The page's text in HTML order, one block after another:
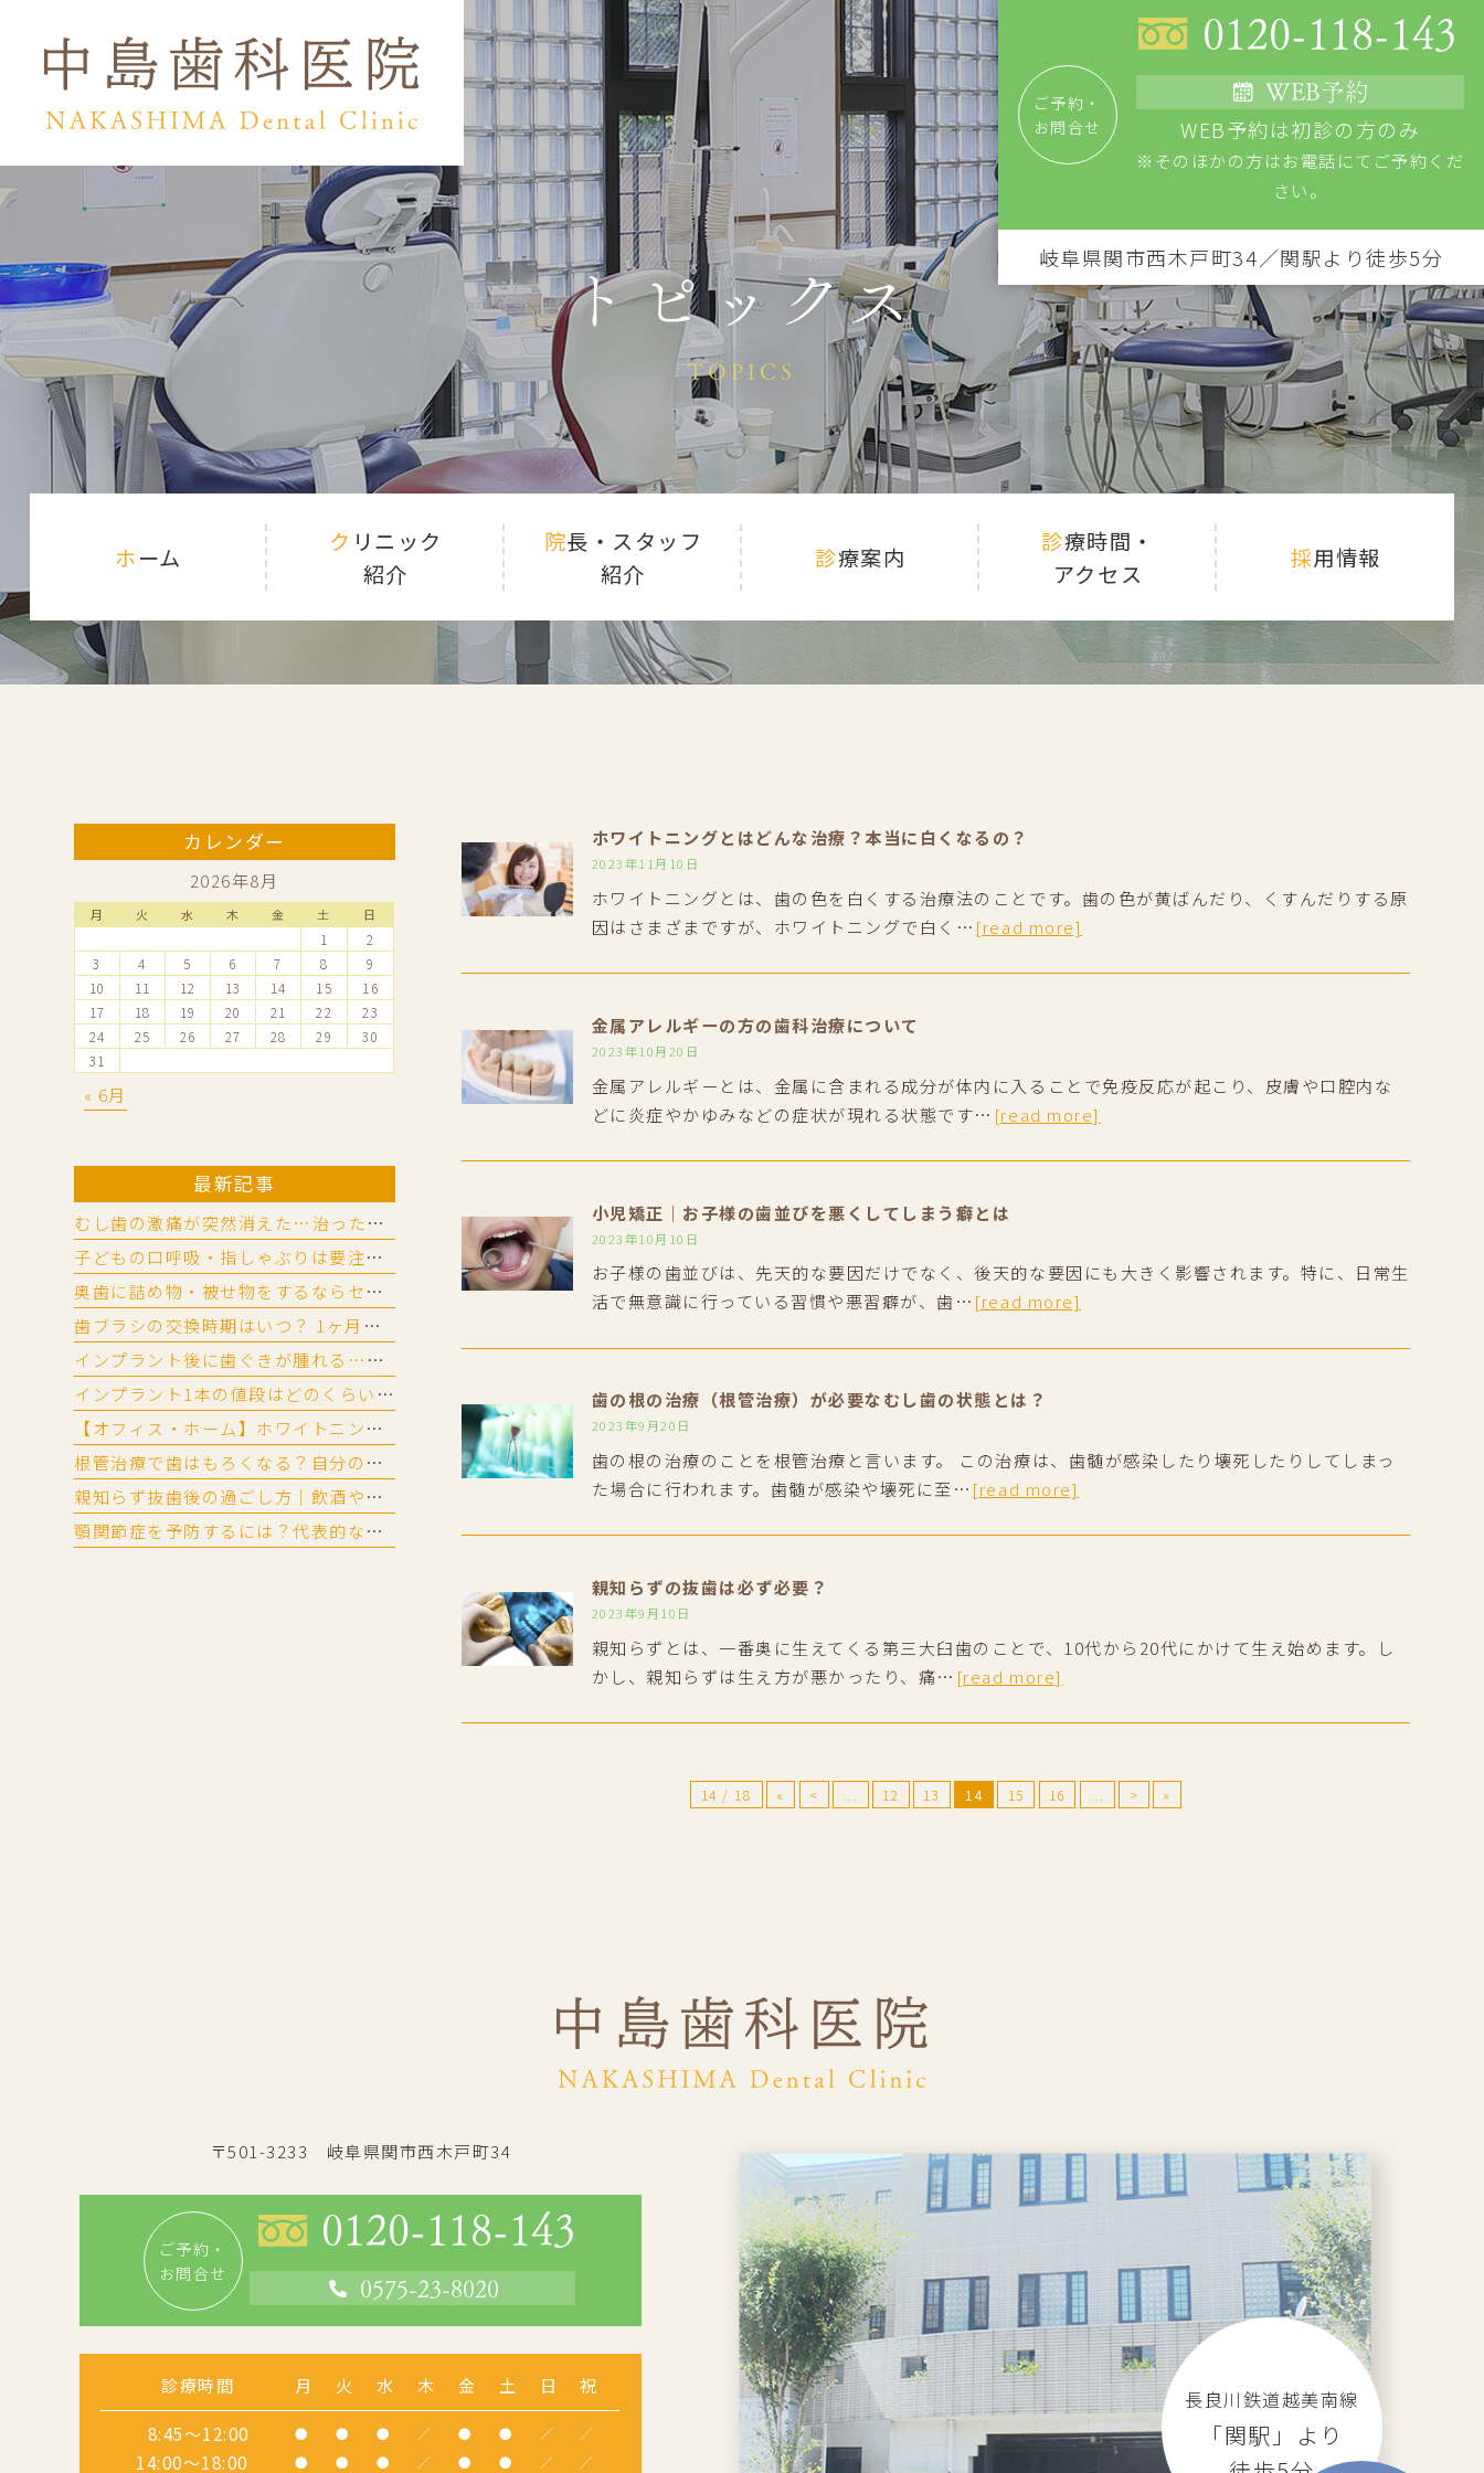
ご予約・
お問合せ
0120-118-143
WEB予約
WEB予約は初診の方のみ
※そのほかの方はお電話にてご予約くだ
さい。
岐阜県関市西木戸町34／関駅より徒歩5分
トピックス
TOPICS
ホーム
クリニック
紹介
院長・スタッフ
紹介
診療案内
診療時間・
アクセス
採用情報
ホワイトニングとはどんな治療？本当に白くなるの？
2023年11月10日
ホワイトニングとは、歯の色を白くする治療法のことです。歯の色が黄ばんだり、くすんだりする原
因はさまざまですが、ホワイトニングで白く… [read more]
金属アレルギーの方の歯科治療について
2023年10月20日
金属アレルギーとは、金属に含まれる成分が体内に入ることで免疫反応が起こり、皮膚や口腔内な
どに炎症やかゆみなどの症状が現れる状態です… [read more]
小児矯正｜お子様の歯並びを悪くしてしまう癖とは
2023年10月10日
お子様の歯並びは、先天的な要因だけでなく、後天的な要因にも大きく影響されます。特に、日常生
活で無意識に行っている習慣や悪習癖が、歯… [read more]
歯の根の治療（根管治療）が必要なむし歯の状態とは？
2023年9月20日
歯の根の治療のことを根管治療と言います。 この治療は、歯髄が感染したり壊死したりしてしまっ
た場合に行われます。歯髄が感染や壊死に至… [read more]
親知らずの抜歯は必ず必要？
2023年9月10日
親知らずとは、一番奥に生えてくる第三大臼歯のことで、10代から20代にかけて生え始めます。し
かし、親知らずは生え方が悪かったり、痛… [read more]
14 / 18 « < 12 13 14 15 16 > »
カレンダー
2026年8月
月 火 水 木 金 土 日
1
2
3
4 5 6 7 8
9
10
11 12 13 14 15
16
17
18 19 20 21 22
23
24
25 26 27 28 29
30
31
« 6月
最新記事
むし歯の激痛が突然消えた…治った？神経が死んだ？放置リスクを歯科医が解説
子どもの口呼吸・指しゃぶりは要注意｜口腔機能発達不全症チェック法
奥歯に詰め物・被せ物をするならセラミック？ ジルコニア？違いと選び方
歯ブラシの交換時期はいつ？ 1ヶ月が目安？ 替え時と替えないリスク
インプラント後に歯ぐきが腫れる…？ 歯周病に似た「インプラント周囲炎」とは
インプラント1本の値段はどのくらい？相場と費用の内訳を詳しく解説
【オフィス・ホーム】ホワイトニングのやり方と頻度の目安
根管治療で歯はもろくなる？自分の歯の神経を残すメリットと起こりやすいトラブル
親知らず抜歯後の過ごし方｜飲酒や運動、歯磨き・入浴はいつ再開できる？
顎関節症を予防するには？代表的な症状と生活習慣でできる対策
〒501-3233 岐阜県関市西木戸町34
ご予約・
お問合せ
0120-118-143
0575-23-8020
診療時間 月 火 水 木 金 土 日
祝
8:45～12:00
● ● ● ／ ● ● ／ ／
14:00～18:00 ● ● ● ／ ● ● ／ ／
長良川鉄道越美南線
「関駅」より